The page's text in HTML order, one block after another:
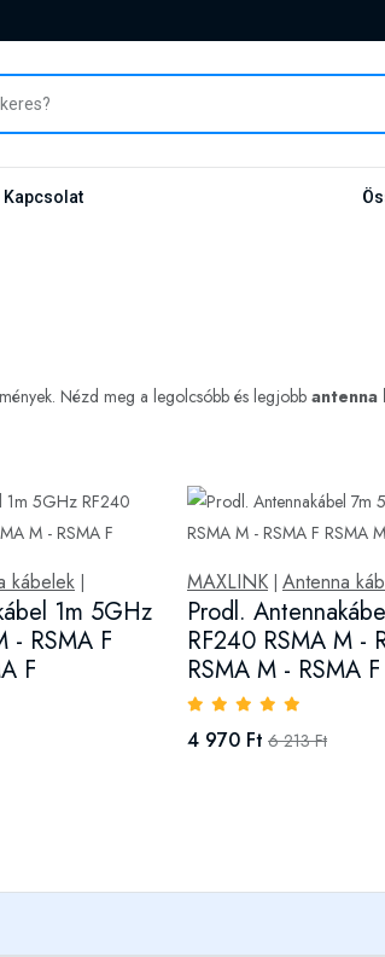
Kapcsolat
Nézd meg a legolcsóbb és legjobb antenna
kábelek
1m 5GHz
- RSMA F
F
MAXLINK| Antenna
Prodl.
RF240 RSMA M -
RSMA M - RSMA F
4 970 Ft 6 213 Ft